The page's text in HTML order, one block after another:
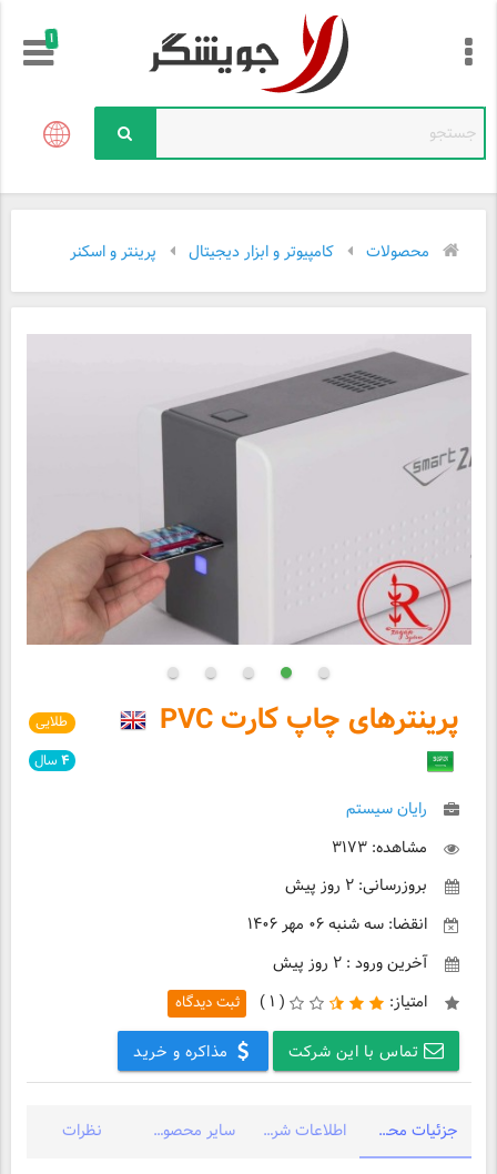
!
محصولات کامپیوتر و ابزار دیجیتال پرینتر و اسکنر
پرینترهای چاپ کارت PVC
رایان سیستم
مشاهده: ۳۱۷۳
بروزرسانی: ۲ روز پیش
انقضا: سه شنبه ۰۶ مهر ۱۴۰۶
آخرین ورود : ۲ روز پیش
امتیاز:
( ۱ ) ثبت دیدگاه
تماس با این شرکت مذاکره و خرید
طلایی
۴ سال
جزئیات محصول اطلاعات شرکت سایر محصولات شرکت نظرات